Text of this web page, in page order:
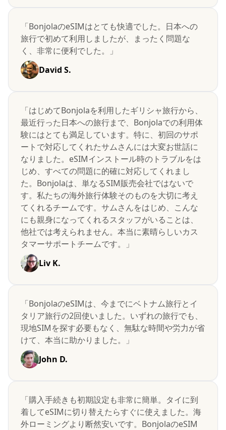
「BonjolaのeSIMはとても快適でした。日本への
旅行で初めて利用しましたが、まったく問題な
く、非常に便利でした。」
David S.
「はじめてBonjolaを利用したギリシャ旅行から、
最近行った日本への旅行まで、Bonjolaでの利用体
験にはとても満足しています。特に、初回のサポ
ートで対応してくれたサムさんには大変お世話に
なりました。eSIMインストール時のトラブルをは
じめ、すべての問題に的確に対応してくれまし
た。Bonjolaは、単なるSIM販売会社ではないで
す。私たちの海外旅行体験そのものを大切に考え
てくれるチームです。サムさんをはじめ、こんな
にも親身になってくれるスタッフがいることは、
他社では考えられません。本当に素晴らしいカス
タマーサポートチームです。」
Liv K.
「BonjolaのeSIMは、今までにベトナム旅行とイ
タリア旅行の2回使いました。いずれの旅行でも、
現地SIMを探す必要もなく、無駄な時間や労力が省
けて、本当に助かりました。」
John D.
「購入手続きも初期設定も非常に簡単。タイに到
着してeSIMに切り替えたらすぐに使えました。海
外ローミングより断然安いです。BonjolaのeSIM